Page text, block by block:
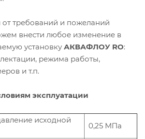
требований и пожеланий
внести любое изменение в
установку АКВАФЛОУ RO:
режима работы,
и т.п.
эксплуатации
исходной
0,25 МПа